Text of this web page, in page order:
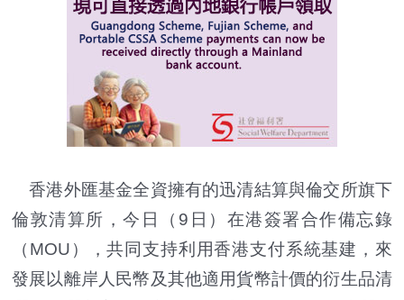
香港外匯基金全資擁有的迅清結算與倫交所旗下
倫敦清算所，今日（9日）在港簽署合作備忘錄
（MOU），共同支持利用香港支付系統基建，來
發展以離岸人民幣及其他適用貨幣計價的衍生品清